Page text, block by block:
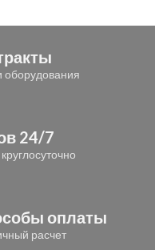
оборудования
24/7
оплаты
расчет